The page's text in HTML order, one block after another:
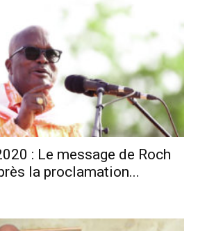
: Le message de Roch
la proclamation...